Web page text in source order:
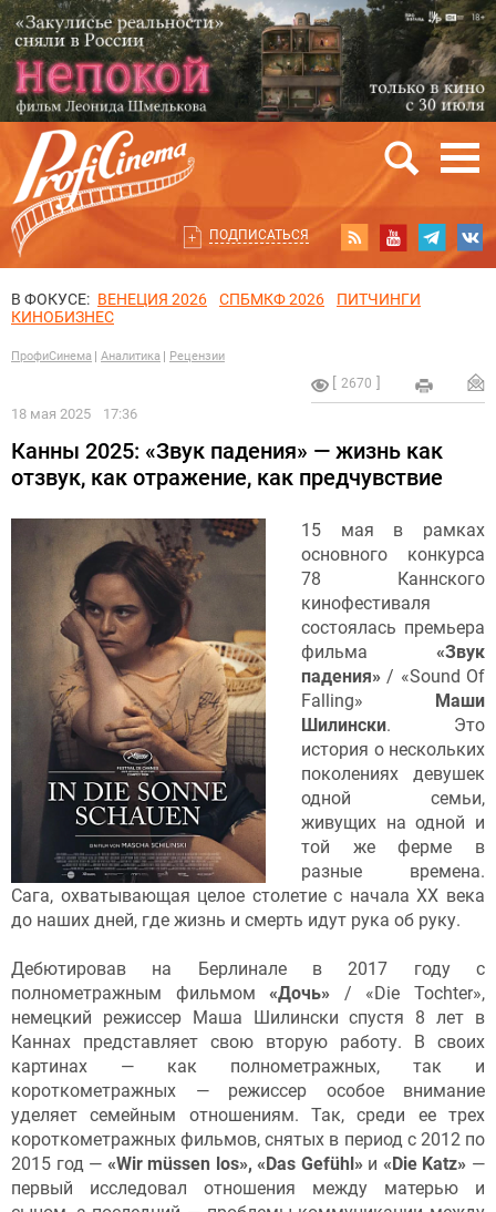
ПОДПИСАТЬСЯ
В ФОКУСЕ: ВЕНЕЦИЯ 2026 СПБМКФ 2026
ПИТЧИНГИ
КИНОБИЗНЕС
ПрофиСинема Аналитика Рецензии
2670
18 мая 2025 17:36
Канны 2025: «Звук падения» — жизнь как
отзвук, как отражение, как предчувствие
15 мая в рамках
основного конкурса
78 Каннского
кинофестиваля
состоялась премьера
фильма «Звук
падения»/ «Sound Of
Falling»
Маши
Шилински. Это
история о нескольких
поколениях девушек
одной семьи,
живущих на одной и
той же ферме в
разные времена.
Сага, охватывающая целое столетие с начала XX века
до наших дней, где жизнь и смерть идут рука об руку.
Дебютировав на Берлинале в 2017 году с
полнометражным фильмом«Дочь» / «Die Tochter»,
немецкий режиссер Маша Шилински спустя 8 лет в
Каннах представляет свою вторую работу. В своих
картинах — как полнометражных, так и
короткометражных — режиссер особое внимание
уделяет семейным отношениям. Так, среди ее трех
короткометражных фильмов, снятых в период с 2012 по
2015 год — «Wir müssen los», «Das Gefühl» и «Die Katz» —
первый исследовал отношения между матерью и